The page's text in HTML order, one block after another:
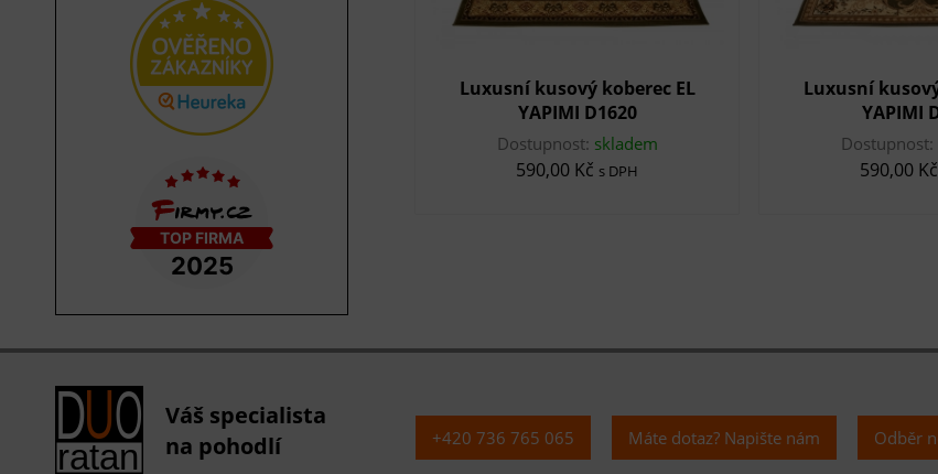
Luxusní kusový koberec EL
YAPIMI D1620
Dostupnost: skladem
590,00 Kč s DPH
Luxusní
YAPIMI
Dostupnost:
590,00 Kč
Váš specialista
na pohodlí
+420 736 765 065 Máte dotaz? Napište nám Odběr